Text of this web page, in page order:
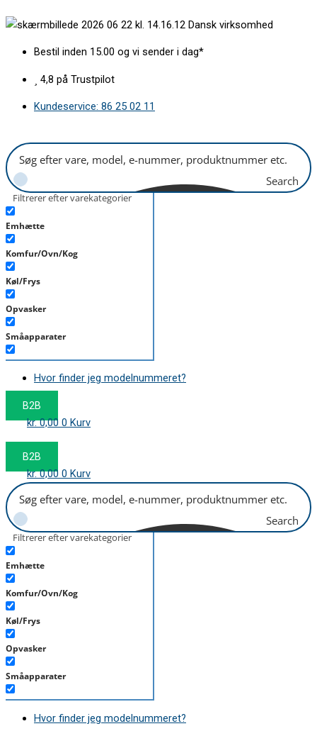
til
Dansk virksomhed
Bestil inden 15.00 og vi sender i dag*
4,8 på Trustpilot
Kundeservice: 86 25 02 11
Search
Filtrerer efter varekategorier
Emhætte
Komfur/Ovn/Kog
Køl/Frys
Opvasker
Småapparater
Støvsuger
Tørretumbler
Tilbehør/Plejemidler
Hvor finder jeg modelnummeret?
B2B
kr.0,00 0 Kurv
B2B
kr.0,00 0 Kurv
Search
Filtrerer efter varekategorier
Emhætte
Komfur/Ovn/Kog
Køl/Frys
Opvasker
Småapparater
Støvsuger
Hvor finder jeg modelnummeret?
BSH
antal